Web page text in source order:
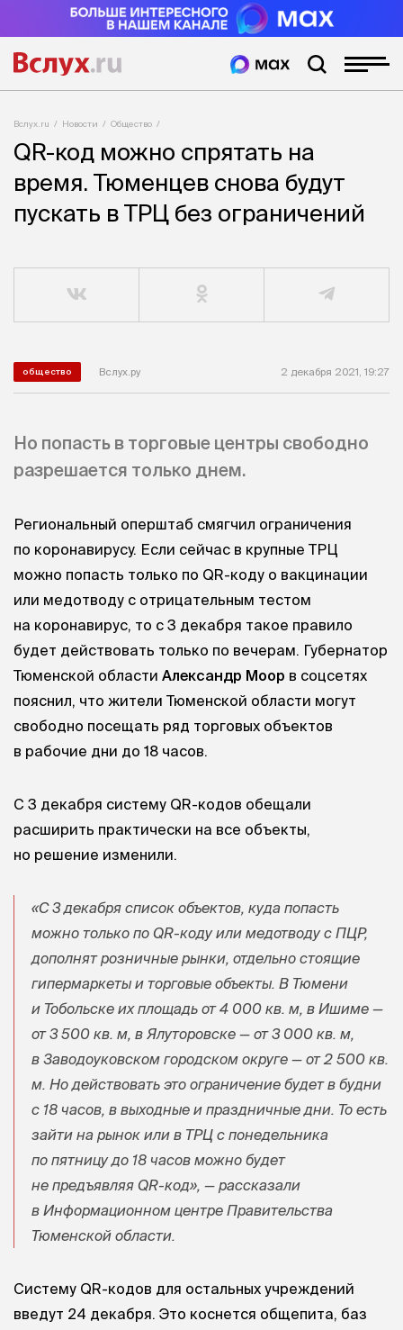
Вслух.ru Новости Общество
QR-код можно спрятать на
время. Тюменцев снова будут
пускать в ТРЦ без ограничений
общество Вслух.ру 2 декабря 2021, 19:27
Но попасть в торговые центры свободно
разрешается только днем.
Региональный оперштаб смягчил ограничения
по коронавирусу. Если сейчас в крупные ТРЦ
можно попасть только по QR-коду о вакцинации
или медотводу с отрицательным тестом
на коронавирус, то с 3 декабря такое правило
будет действовать только по вечерам. Губернатор
Тюменской области Александр Моор в соцсетях
пояснил, что жители Тюменской области могут
свободно посещать ряд торговых объектов
в рабочие дни до 18 часов.
С 3 декабря систему QR-кодов обещали
расширить практически на все объекты,
но решение изменили.
«С 3 декабря список объектов, куда попасть
можно только по QR-коду или медотводу с ПЦР,
дополнят розничные рынки, отдельно стоящие
гипермаркеты и торговые объекты. В Тюмени
и Тобольске их площадь от 4 000 кв. м, в Ишиме —
от 3 500 кв. м, в Ялуторовске — от 3 000 кв. м,
в Заводоуковском городском округе — от 2 500 кв.
м. Но действовать это ограничение будет в будни
с 18 часов, в выходные и праздничные дни. То есть
зайти на рынок или в ТРЦ с понедельника
по пятницу до 18 часов можно будет
не предъявляя QR-код», — рассказали
в Информационном центре Правительства
Тюменской области.
Систему QR-кодов для остальных учреждений
введут 24 декабря. Это коснется общепита, баз